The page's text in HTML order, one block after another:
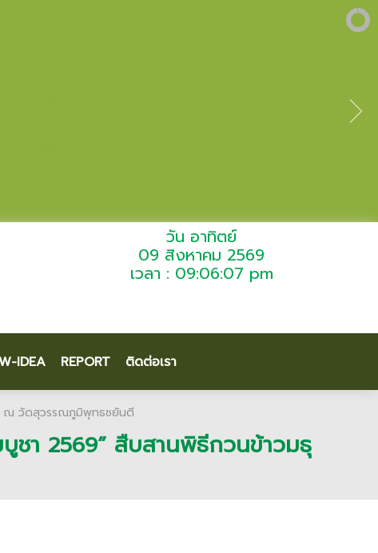
วัน อาทิตย์
09 สิงหาคม 2569
เวลา : 09:06:07 pm
IDEA REPORT ติดต่อเรา
ณ วัดสุวรรณภูมิพุทธชยันตี
ชา 2569” สืบสานพิธีกวนข้าวมธุ